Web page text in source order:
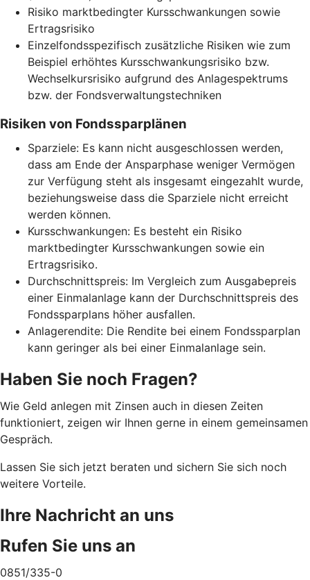
Risiko marktbedingter Kursschwankungen sowie
Ertragsrisiko
Einzelfondsspezifisch zusätzliche Risiken wie zum
Beispiel erhöhtes Kursschwankungsrisiko bzw.
Wechselkursrisiko aufgrund des Anlagespektrums
bzw. der Fondsverwaltungstechniken
Risiken von Fondssparplänen
Sparziele: Es kann nicht ausgeschlossen werden,
dass am Ende der Ansparphase weniger Vermögen
zur Verfügung steht als insgesamt eingezahlt wurde,
beziehungsweise dass die Sparziele nicht erreicht
werden können.
Kursschwankungen: Es besteht ein Risiko
marktbedingter Kursschwankungen sowie ein
Ertragsrisiko.
Durchschnittspreis: Im Vergleich zum Ausgabepreis
einer Einmalanlage kann der Durchschnittspreis des
Fondssparplans höher ausfallen.
Anlagerendite: Die Rendite bei einem Fondssparplan
kann geringer als bei einer Einmalanlage sein.
Haben Sie noch Fragen?
Wie Geld anlegen mit Zinsen auch in diesen Zeiten
funktioniert, zeigen wir Ihnen gerne in einem gemeinsamen
Gespräch.
Lassen Sie sich jetzt beraten und sichern Sie sich noch
weitere Vorteile.
Ihre Nachricht an uns
Rufen Sie uns an
0851/335-0